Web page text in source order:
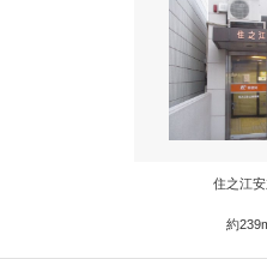
住之江
約